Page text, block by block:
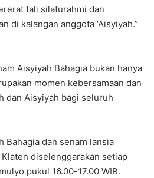
tali silaturahmi dan
di kalangan anggota ‘Aisyiyah.”
Aisyiyah Bahagia bukan hanya
momen kebersamaan dan
dan Aisyiyah bagi seluruh
Bahagia dan senam lansia
diselenggarakan setiap
pukul 16.00-17.00 WIB.